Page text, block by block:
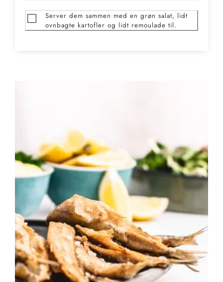
Server dem sammen med en grøn salat, lidt
ovnbagte kartofler og lidt remoulade til.